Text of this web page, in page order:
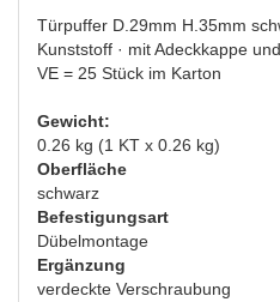
Türpuffer D.29mm H.35mm
Kunststoff · mit Adeckkappe
VE = 25 Stück im Karton
Gewicht:
0.26 kg (1 KT x 0.26 kg)
Oberfläche
schwarz
Befestigungsart
Dübelmontage
Ergänzung
verdeckte Verschraubung